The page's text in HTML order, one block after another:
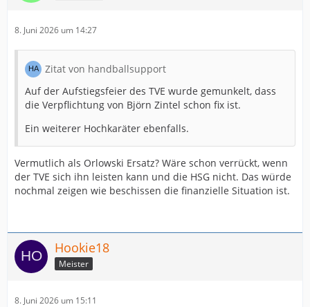
8. Juni 2026 um 14:27
Zitat von handballsupport
Auf der Aufstiegsfeier des TVE wurde gemunkelt, dass
die Verpflichtung von Björn Zintel schon fix ist.
Ein weiterer Hochkaräter ebenfalls.
Vermutlich als Orlowski Ersatz? Wäre schon verrückt, wenn
der TVE sich ihn leisten kann und die HSG nicht. Das würde
nochmal zeigen wie beschissen die finanzielle Situation ist.
Hookie18
Meister
8. Juni 2026 um 15:11